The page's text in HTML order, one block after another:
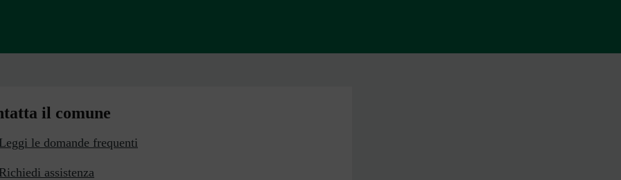
il comune
Leggi le domande frequenti
Richiedi assistenza